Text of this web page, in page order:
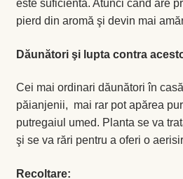
Levănţică
Maghiran
este suficientă. Atunci când are
pierd din aromă şi devin mai
Dăunători şi lupta contra
Cei mai ordinari dăunători în
păianjenii, mai rar pot apărea
putregaiul umed. Planta se va
şi se va rări pentru a oferi o
Recoltare: